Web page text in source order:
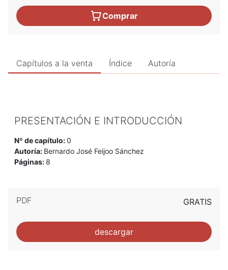
Comprar
Capítulos a la venta Índice Autoría
PRESENTACIÓN E INTRODUCCIÓN
Nº de capítulo:0
Autoría: Bernardo José Feijoo Sánchez
Páginas: 8
PDF GRATIS
descargar